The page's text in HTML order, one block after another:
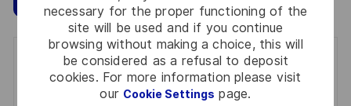
necessary for the proper functioning of the
site will be used and if you continue
browsing without making a choice, this will
be considered as a refusal to deposit
cookies. For more information please visit
our Cookie Settings page.
Get notified for similar jobs
You'll receive updates once a week